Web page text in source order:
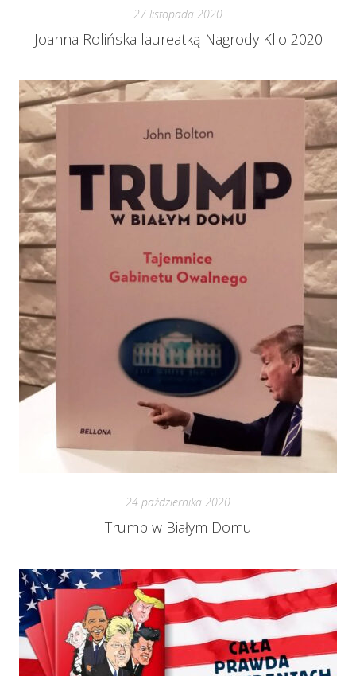
27 listopada 2020
Joanna Rolińska laureatką Nagrody Klio 2020
24 października 2020
Trump w Białym Domu